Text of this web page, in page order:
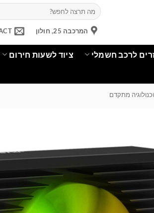
חיפוש
עבור:
המרכבה 25, חולון
לרכב חשמלי ציוד לשעות חירום
מתקדם